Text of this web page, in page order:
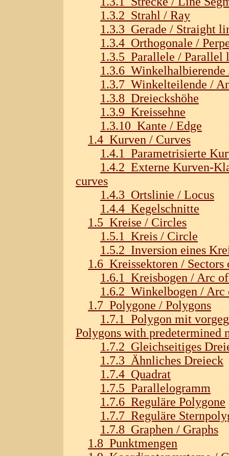
1.3.2 Strahl / Ray
1.3.3 Gerade / Straight
1.3.4 Orthogonale /
1.3.5 Parallele / Parallel
1.3.6 Winkelhalbierende
1.3.7 Winkelteilende /
1.3.8 Dreieckshöhe
1.3.9 Kreissehne
1.3.10 Kante / Edge
1.4 Kurven / Curves
1.4.1 Parametrisierte
1.4.2 Externe Kurven-
curves
1.4.3 Ortslinie / Locus
1.4.4 Kegelschnitte
1.5 Kreise / Circles
1.5.1 Kreis / Circle
1.5.2 Inversion eines
1.6 Kreissektoren / Sectors
1.6.1 Kreisbogen / Arc
1.6.2 Winkelbogen / Arc
1.7 Polygone / Polygons
1.7.1 Polygon mit
Polygons with predetermined
1.7.2 Gleichseitiges
1.7.3 Ähnliches Dreieck
1.7.4 Quadrat
1.7.5 Parallelogramm
1.7.6 Reguläre Polygone
1.7.7 Reguläre
1.7.8 Graphen / Graphs
1.8 Punktmengen